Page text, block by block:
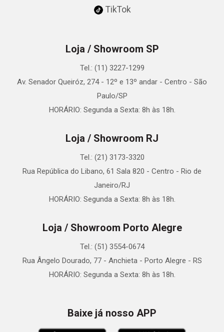
TikTok
Loja / Showroom SP
Tel.: (11) 3227-1299
Av. Senador Queiróz, 274 - 12º e 13º andar - Centro - São
Paulo/SP
HORÁRIO: Segunda a Sexta: 8h às 18h.
Loja / Showroom RJ
Tel.: (21) 3173-3320
Rua República do Libano, 61 Sala 820 - Centro - Rio de
Janeiro/RJ
HORÁRIO: Segunda a Sexta: 8h às 18h.
Loja / Showroom Porto Alegre
Tel.: (51) 3554-0674
Rua Ângelo Dourado, 77 - Anchieta - Porto Alegre - RS
HORÁRIO: Segunda a Sexta: 8h às 18h.
Baixe já nosso APP